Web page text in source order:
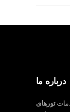
درباره ما
تورهای